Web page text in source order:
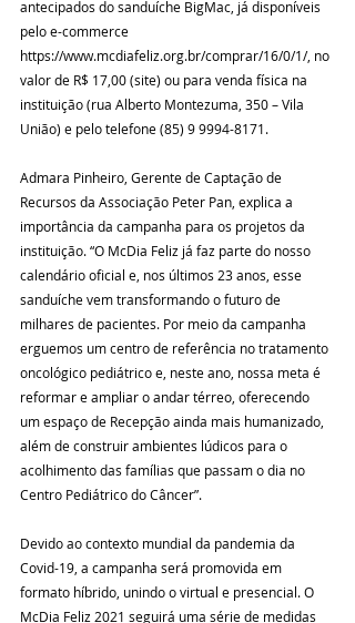
antecipados do sanduíche BigMac, já disponíveis
pelo e-commerce
https://www.mcdiafeliz.org.br/comprar/16/0/1/, no
valor de R$ 17,00 (site) ou para venda física na
instituição (rua Alberto Montezuma, 350 – Vila
Admara Pinheiro, Gerente de Captação de
Recursos da Associação Peter Pan, explica a
importância da campanha para os projetos da
instituição. “O McDia Feliz já faz parte do nosso
calendário oficial e, nos últimos 23 anos, esse
sanduíche vem transformando o futuro de
milhares de pacientes. Por meio da campanha
erguemos um centro de referência no tratamento
oncológico pediátrico e, neste ano, nossa meta é
reformar e ampliar o andar térreo, oferecendo
um espaço de Recepção ainda mais humanizado,
além de construir ambientes lúdicos para o
acolhimento das famílias que passam o dia no
Devido ao contexto mundial da pandemia da
Covid-19, a campanha será promovida em
formato híbrido, unindo o virtual e presencial. O
McDia Feliz 2021 seguirá uma série de medidas